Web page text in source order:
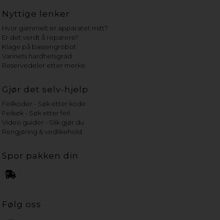
Nyttige lenker
Hvor gammelt er apparatet mitt?
Er det verdt å reparere?
Klage på bassengrobot
Vannets hardhetsgrad
Reservedeler etter merke
Gjør det selv-hjelp
Feilkoder - Søk etter kode
Feilsøk - Søk etter feil
Video guider - Slik gjør du
Rengjøring & vedlikehold
Spor pakken din
Følg oss